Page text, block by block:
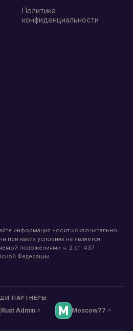
Политика
конфиденциальности
информация носит исключительно
при каких условиях не является
положениями ч. 2 ст. 437
Федерации.
ПАРТНЁРЫ
Rust Admin Moscow77